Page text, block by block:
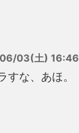
03(土) 16:46
すな、あほ。